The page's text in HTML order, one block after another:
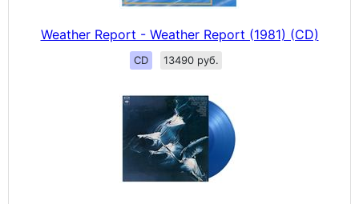
Weather Report - Weather Report (1981) (CD)
CD 13490 руб.